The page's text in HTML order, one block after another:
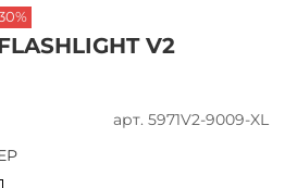
арт. 5971V2-9009-XL
V2